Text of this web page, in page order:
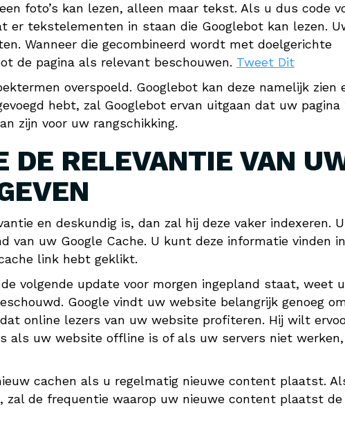
foto’s kan lezen, alleen maar tekst. Als u dus code
er tekstelementen in staan die Googlebot kan lezen.
Wanneer die gecombineerd wordt met doelgerichte
de pagina als relevant beschouwen. Tweet Dit
overspoeld. Googlebot kan deze namelijk zien
hebt, zal Googlebot ervan uitgaan dat uw pagina
zijn voor uw rangschikking.
DE RELEVANTIE VAN
en deskundig is, dan zal hij deze vaker indexeren. U
van uw Google Cache. U kunt deze informatie vinden in
link hebt geklikt.
volgende update voor morgen ingepland staat, weet u
Google vindt uw website belangrijk genoeg
online lezers van uw website profiteren. Hij wilt
als uw website offline is of als uw servers niet
cachen als u regelmatig nieuwe content plaatst.
de frequentie waarop uw nieuwe content plaatst de